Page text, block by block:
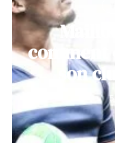
comment
son
5